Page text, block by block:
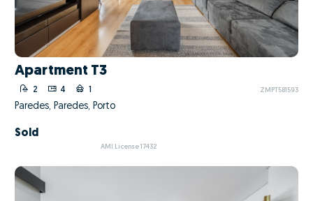
Apartment T3
2 4 1 ZMPT581593
Paredes, Paredes, Porto
Sold
AMI License 17432